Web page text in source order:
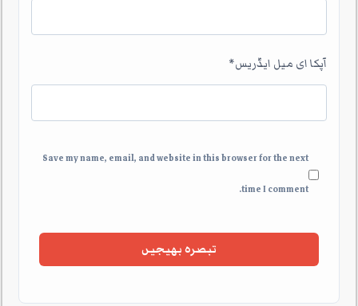
آپکا ای میل ایڈریس*
Save my name, email, and website in this browser for the next
time I comment.